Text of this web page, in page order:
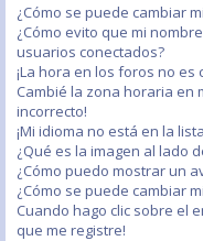
¿Cómo se puede cambiar
¿Cómo evito que mi
usuarios conectados?
¡La hora en los foros no es
Cambié la zona horaria en
incorrecto!
¡Mi idioma no está en la
¿Qué es la imagen al lado
¿Cómo puedo mostrar un
¿Cómo se puede cambiar
Cuando hago clic sobre el
que me registre!